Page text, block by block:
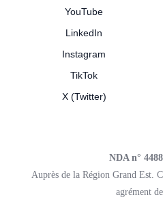
YouTube
LinkedIn
Instagram
TikTok
X (Twitter)
NDA n°
Auprès de la Région Grand Est.
agrément